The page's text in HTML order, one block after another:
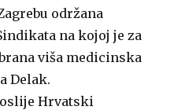
održana
na kojoj je za
viša medicinska
Delak.
Hrvatski